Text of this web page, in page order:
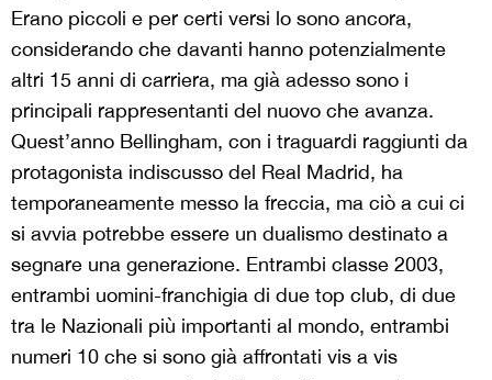
Erano piccoli e per certi versi lo sono ancora,
considerando che davanti hanno potenzialmente
altri 15 anni di carriera, ma già adesso sono i
principali rappresentanti del nuovo che avanza.
Quest’anno Bellingham, con i traguardi raggiunti da
protagonista indiscusso del Real Madrid, ha
temporaneamente messo la freccia, ma ciò a cui ci
si avvia potrebbe essere un dualismo destinato a
segnare una generazione. Entrambi classe 2003,
entrambi uomini-franchigia di due top club, di due
tra le Nazionali più importanti al mondo, entrambi
numeri 10 che si sono già affrontati vis a vis